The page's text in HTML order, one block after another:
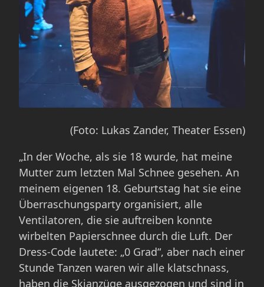
(Foto: Lukas Zander, Theater Essen)
„In der Woche, als sie 18 wurde, hat meine
Mutter zum letzten Mal Schnee gesehen. An
meinem eigenen 18. Geburtstag hat sie eine
Überraschungsparty organisiert, alle
Ventilatoren, die sie auftreiben konnte
wirbelten Papierschnee durch die Luft. Der
Dress-Code lautete: „0 Grad“, aber nach einer
Stunde Tanzen waren wir alle klatschnass,
haben die Skianzüge ausgezogen und sind in